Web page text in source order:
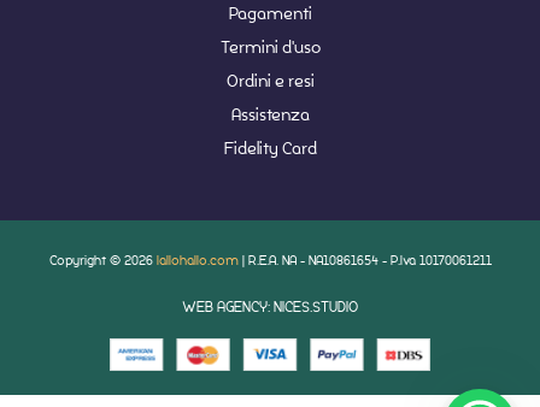
Pagamenti
Termini d'uso
Ordini e resi
Assistenza
Fidelity Card
Copyright © 2026 lallohallo.com | R.E.A. NA - NA10861654 - P.Iva 10170061211
WEB AGENCY: NICES.STUDIO